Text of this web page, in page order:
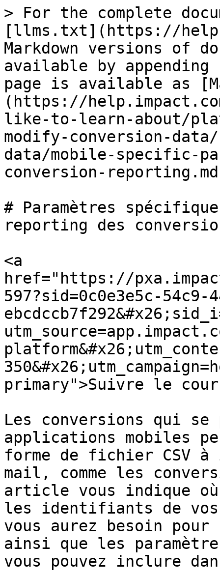
> For the complete
[llms.txt](https://
Markdown versions of
available by
page is available as
(https://
like-to-learn-about/
modify-conversion-
data/mobile-specific-
conversion-
# Paramètres
reporting des
<a
href="https://
597?sid=0c0e3e5c-54c9-
primary">Suivre le
Les conversions qui se
applications mobiles
forme de fichier CSV à
mail, comme les
article vous indique où
les identifiants de
vous aurez besoin
ainsi que les
vous pouvez inclure